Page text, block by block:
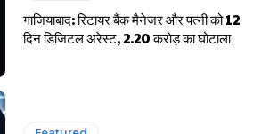
थे 20 से 25 हजार
गाजियाबाद: रिटायर बैंक मैनेजर और पत्नी को 12
दिन डिजिटल अरेस्ट, 2.20 करोड़ का घोटाला